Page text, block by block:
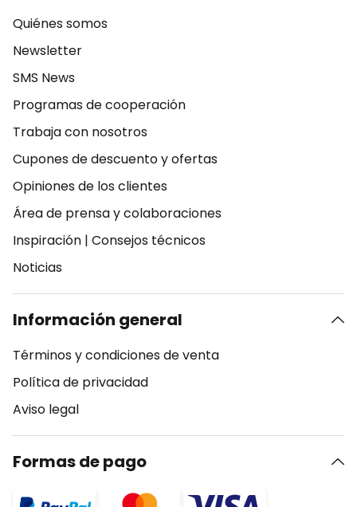
Quiénes somos
Newsletter
SMS News
Programas de cooperación
Trabaja con nosotros
Cupones de descuento y ofertas
Opiniones de los clientes
Área de prensa y colaboraciones
Inspiración | Consejos técnicos
Noticias
Información general
Términos y condiciones de venta
Política de privacidad
Aviso legal
Formas de pago